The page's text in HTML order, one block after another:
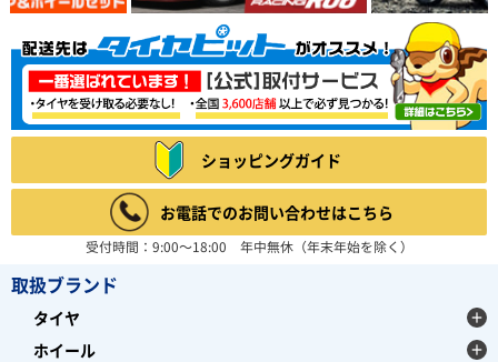
ショッピングガイド
お電話でのお問い合わせはこちら
受付時間：9:00～18:00 年中無休（年末年始を除く）
取扱ブランド
タイヤ
ホイール